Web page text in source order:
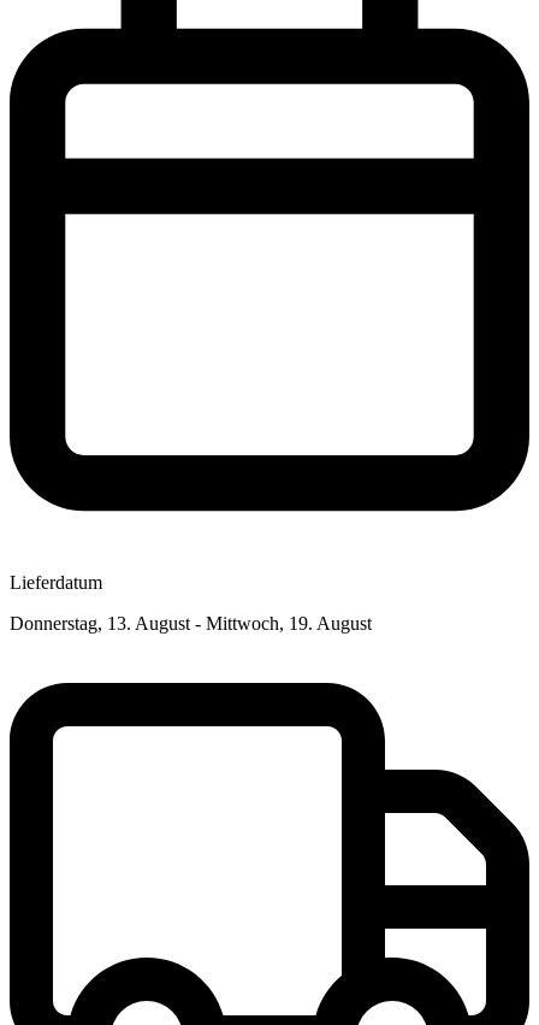
Lieferdatum
Donnerstag, 13. August - Mittwoch, 19. August